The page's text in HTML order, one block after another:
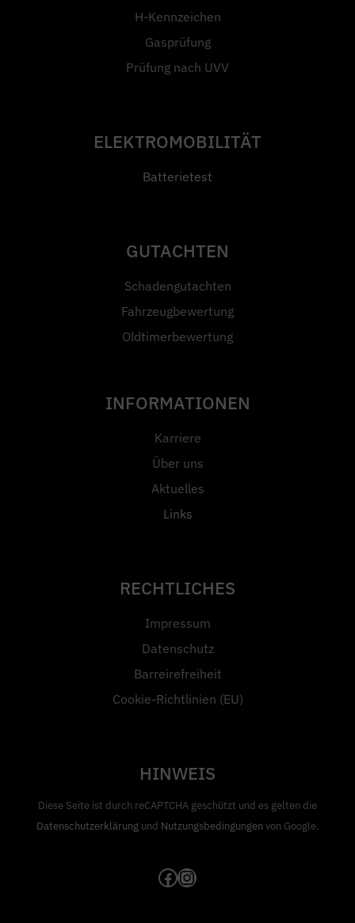
H-Kennzeichen
Gasprüfung
Prüfung nach UVV
ELEKTROMOBILITÄT
Batterietest
GUTACHTEN
Schadengutachten
Fahrzeugbewertung
Oldtimerbewertung
INFORMATIONEN
Karriere
Über uns
Aktuelles
Links
RECHTLICHES
Impressum
Datenschutz
Barreirefreiheit
Cookie-Richtlinien (EU)
HINWEIS
Diese Seite ist durch reCAPTCHA geschützt und es gelten die
Datenschutzerklärungund Nutzungsbedingungenvon Google.
Facebook
Instagram